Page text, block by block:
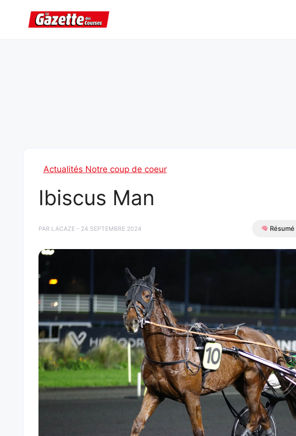
contenu
Actualités Notre coup de coeur
Ibiscus Man
PAR LACAZE - 24 SEPTEMBRE 2024 Résumé